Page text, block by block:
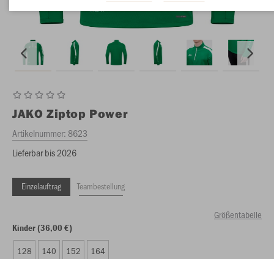
JAKO Ziptop Power
Artikelnummer:8623
Lieferbar bis 2026
Einzelauftrag Teambestellung
Größentabelle
Kinder (36,00 €)
128 140 152 164